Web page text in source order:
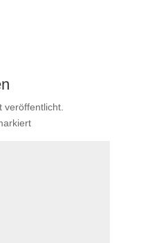
veröffentlicht.